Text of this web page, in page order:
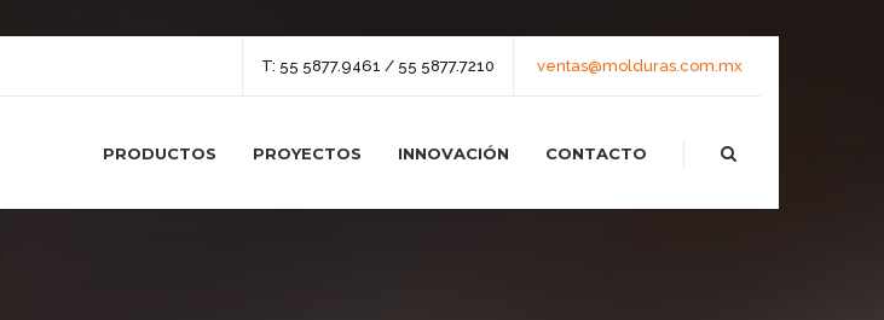
T: 55 5877.9461 / 55 5877.7210 ventas@molduras.com.mx
PRODUCTOS PROYECTOS INNOVACIÓN CONTACTO